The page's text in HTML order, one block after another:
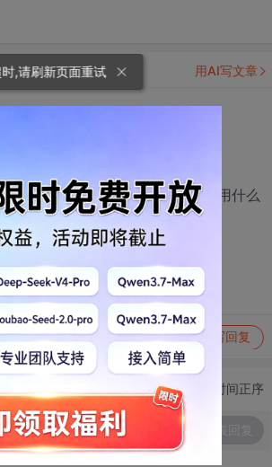
是以TCP还是UDP的方式传送的,用什么
报 写回复
用AI写文章
切换为时间正序
时,请刷新页面重试